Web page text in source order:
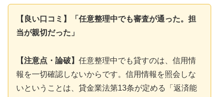
【良い口コミ】「任意整理中でも審査が通った。担
当が親切だった」
【注意点・論破】 任意整理中でも貸すのは、信用情
報を一切確認しないからです。信用情報を照会しな
いということは、貸金業法第13条が定める「返済能